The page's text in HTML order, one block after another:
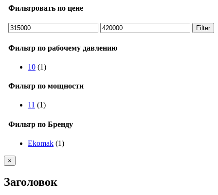
Фильтровать по цене
Min
price
Max
price
Filter
Фильтр по рабочему давлению
10 (1)
Фильтр по мощности
11 (1)
Фильтр по Бренду
Ekomak (1)
Close
product
view
×
Заголовок